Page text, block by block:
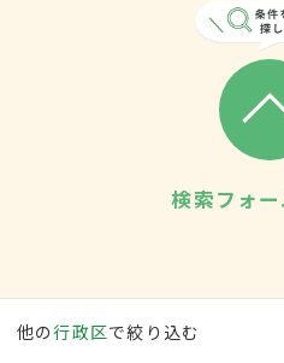
検索フォ
他の行政区で絞り込む